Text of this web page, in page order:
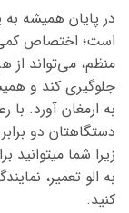
در پایان همیشه به
است؛ اختصاص کمی
منظم، می‌تواند از
جلوگیری کند و
به ارمغان آورد. با
دستگاهتان دو
زیرا شما میتوانید
به الو تعمیر،
کنید.